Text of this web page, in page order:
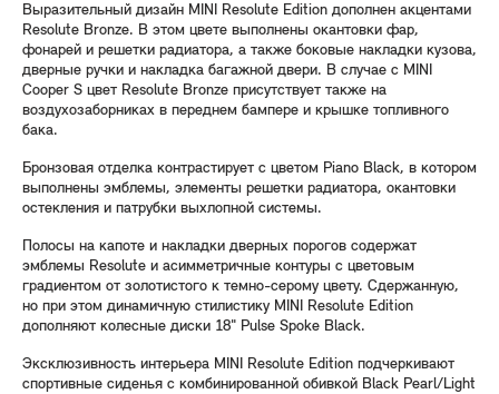
Выразительный дизайн MINI Resolute Edition дополнен акцентами
Resolute Bronze. В этом цвете выполнены окантовки фар,
фонарей и решетки радиатора, а также боковые накладки кузова,
дверные ручки и накладка багажной двери. В случае с MINI
Cooper S цвет Resolute Bronze присутствует также на
воздухозаборниках в переднем бампере и крышке топливного
бака.
Бронзовая отделка контрастирует с цветом Piano Black, в котором
выполнены эмблемы, элементы решетки радиатора, окантовки
остекления и патрубки выхлопной системы.
Полосы на капоте и накладки дверных порогов содержат
эмблемы Resolute и асимметричные контуры с цветовым
градиентом от золотистого к темно-серому цвету. Сдержанную,
но при этом динамичную стилистику MINI Resolute Edition
дополняют колесные диски 18" Pulse Spoke Black.
Эксклюзивность интерьера MINI Resolute Edition подчеркивают
спортивные сиденья с комбинированной обивкой Black Pearl/Light